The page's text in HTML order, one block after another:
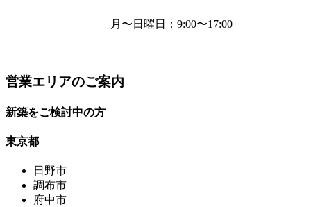
月〜日曜日 ：9:00〜17:00
営業エリアのご案内
新築をご検討中の方
東京都
日野市
調布市
府中市